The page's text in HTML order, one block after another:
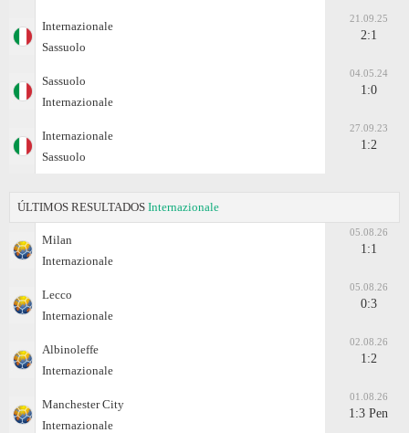
Internazionale
Sassuolo
21.09.25
2:1
Sassuolo
Internazionale
04.05.24
1:0
Internazionale
Sassuolo
27.09.23
1:2
ÚLTIMOS RESULTADOS Internazionale
Milan
Internazionale
05.08.26
1:1
Lecco
Internazionale
05.08.26
0:3
Albinoleffe
Internazionale
02.08.26
1:2
Manchester City
Internazionale
01.08.26
1:3 Pen